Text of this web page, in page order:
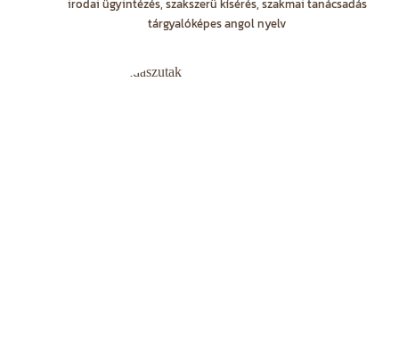
irodai ügyintézés, szakszerű kísérés, szakmai tanácsadás
tárgyalóképes angol nyelv